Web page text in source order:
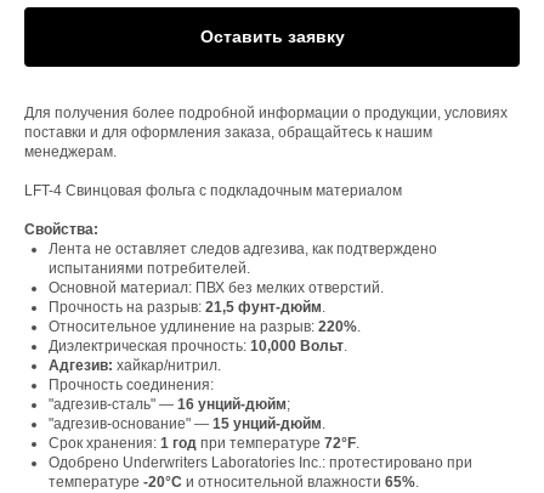
Оставить заявку
Для получения более подробной информации о продукции, условиях
поставки и для оформления заказа, обращайтесь к нашим
менеджерам.
LFT-4 Свинцовая фольга с подкладочным материалом
Свойства:
Лента не оставляет следов адгезива, как подтверждено
испытаниями потребителей.
Основной материал: ПВХ без мелких отверстий.
Прочность на разрыв: 21,5 фунт-дюйм.
Относительное удлинение на разрыв: 220%.
Диэлектрическая прочность: 10,000 Вольт.
Адгезив: хайкар/нитрил.
Прочность соединения:
"адгезив-сталь" — 16 унций-дюйм;
"адгезив-основание" — 15 унций-дюйм.
Срок хранения: 1 год при температуре 72°F.
Одобрено Underwriters Laboratories Inc.: протестировано при
температуре -20°C и относительной влажности 65%.
Свяжитесь с нами